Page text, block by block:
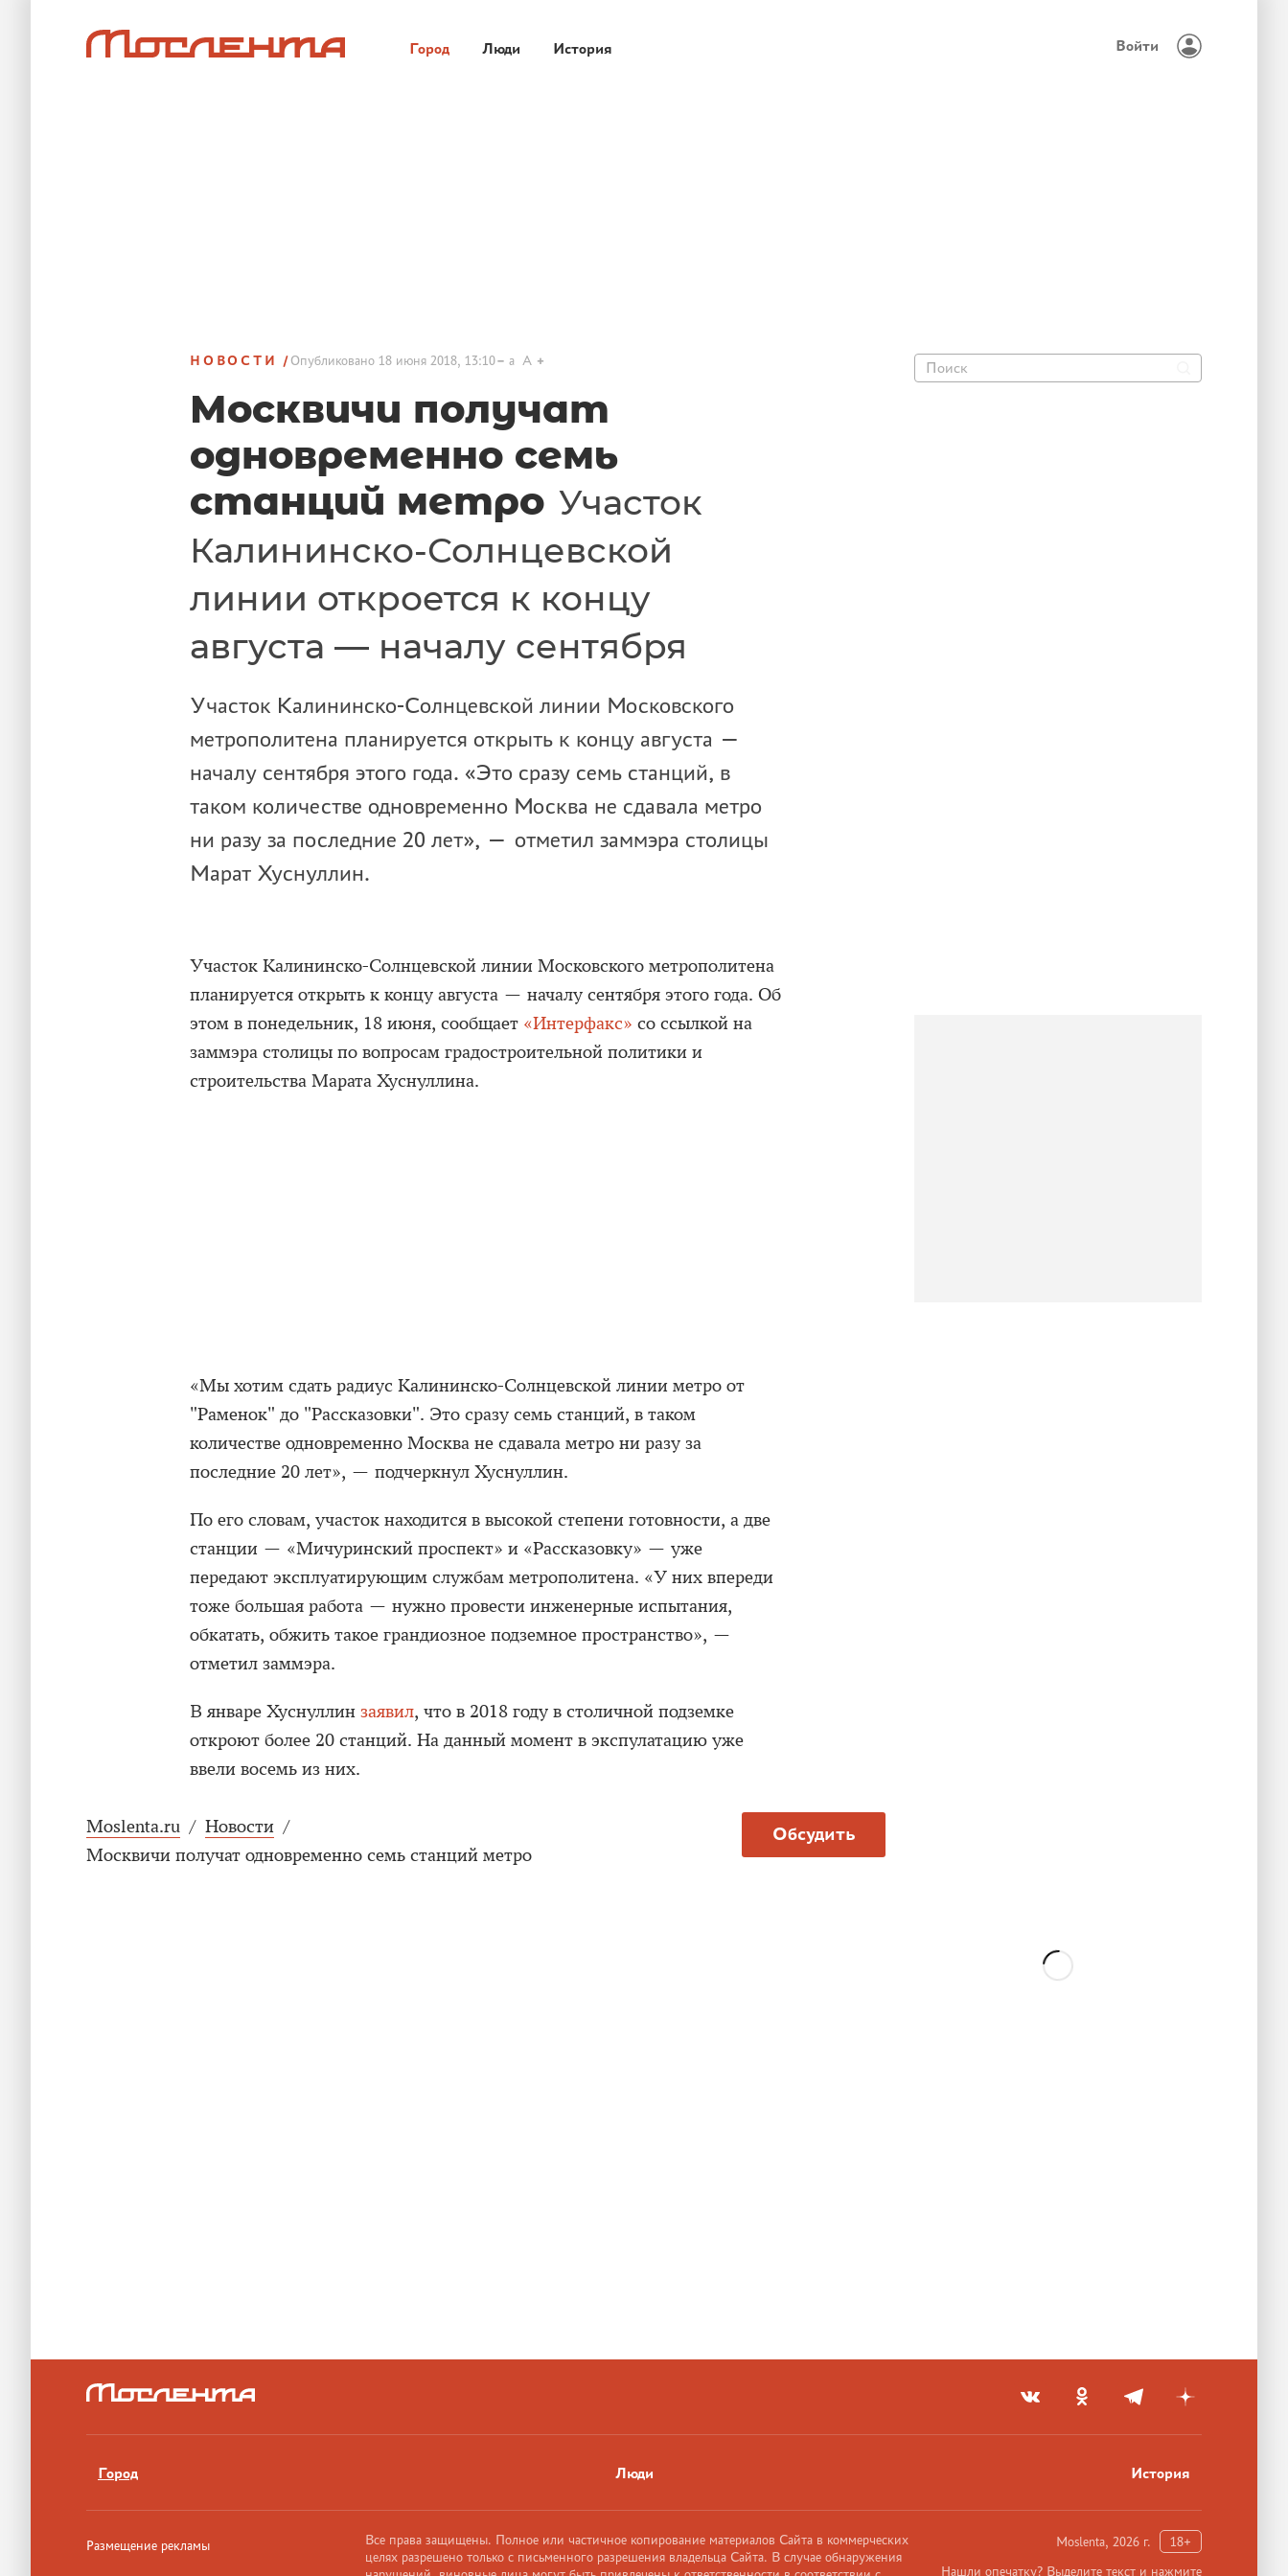
Город Люди История Войти
НОВОСТИ Опубликовано18 июня 2018, 13:10 a A
Москвичи получат
одновременно семь
станций метро Участок
Калининско-Солнцевской
линии откроется к концу
августа — началу сентября
Участок Калининско-Солнцевской линии Московского
метрополитена планируется открыть к концу августа —
началу сентября этого года. «Это сразу семь станций, в
таком количестве одновременно Москва не сдавала метро
ни разу за последние 20 лет», — отметил заммэра столицы
Марат Хуснуллин.
Участок Калининско-Солнцевской линии Московского метрополитена
планируется открыть к концу августа — началу сентября этого года. Об
этом в понедельник, 18 июня, сообщает «Интерфакс» со ссылкой на
заммэра столицы по вопросам градостроительной политики и
строительства Марата Хуснуллина.
«Мы хотим сдать радиус Калининско-Солнцевской линии метро от
"Раменок" до "Рассказовки". Это сразу семь станций, в таком
количестве одновременно Москва не сдавала метро ни разу за
последние 20 лет», — подчеркнул Хуснуллин.
По его словам, участок находится в высокой степени готовности, а две
станции — «Мичуринский проспект» и «Рассказовку» — уже
передают эксплуатирующим службам метрополитена. «У них впереди
тоже большая работа — нужно провести инженерные испытания,
обкатать, обжить такое грандиозное подземное пространство», —
отметил заммэра.
В январе Хуснуллин заявил, что в 2018 году в столичной подземке
откроют более 20 станций. На данный момент в экспулатацию уже
ввели восемь из них.
Обсудить
Moslenta.ru / Новости /
Москвичи получат одновременно семь станций метро
Город Люди История
Размещение рекламы Moslenta, 2026 г.
18+
Нашли опечатку? Выделите текст и нажмите
Все права защищены. Полное или частичное копирование материалов Сайта в коммерческих
целях разрешено только с письменного разрешения владельца Сайта. В случае обнаружения